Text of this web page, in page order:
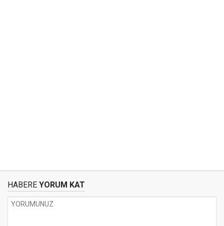
HABERE YORUM KAT